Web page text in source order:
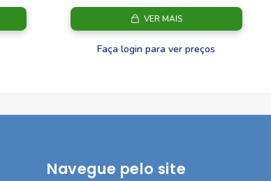
VER MAIS
Faça login para ver preços
Navegue pelo site